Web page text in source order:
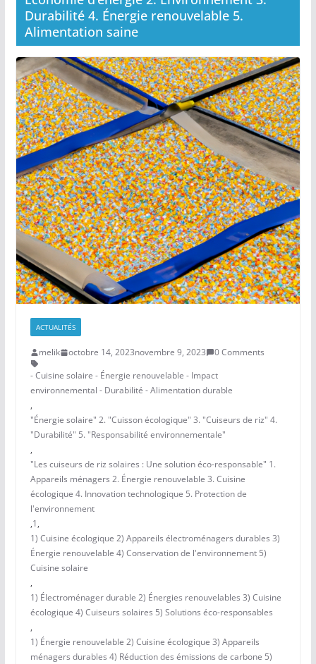
Durabilité 4. Énergie renouvelable 5.
Alimentation saine
ACTUALITÉS
melik octobre 14, 2023novembre 9, 2023
0 Comments
- Cuisine solaire - Énergie renouvelable - Impact
environnemental - Durabilité - Alimentation durable
,
"Énergie solaire" 2. "Cuisson écologique" 3. "Cuiseurs de riz" 4.
"Durabilité" 5. "Responsabilité environnementale"
,
"Les cuiseurs de riz solaires : Une solution éco-responsable" 1.
Appareils ménagers 2. Énergie renouvelable 3. Cuisine
écologique 4. Innovation technologique 5. Protection de
l'environnement
,1,
1) Cuisine écologique 2) Appareils électroménagers durables 3)
Énergie renouvelable 4) Conservation de l'environnement 5)
Cuisine solaire
,
1) Électroménager durable 2) Énergies renouvelables 3) Cuisine
écologique 4) Cuiseurs solaires 5) Solutions éco-responsables
,
1) Énergie renouvelable 2) Cuisine écologique 3) Appareils
ménagers durables 4) Réduction des émissions de carbone 5)